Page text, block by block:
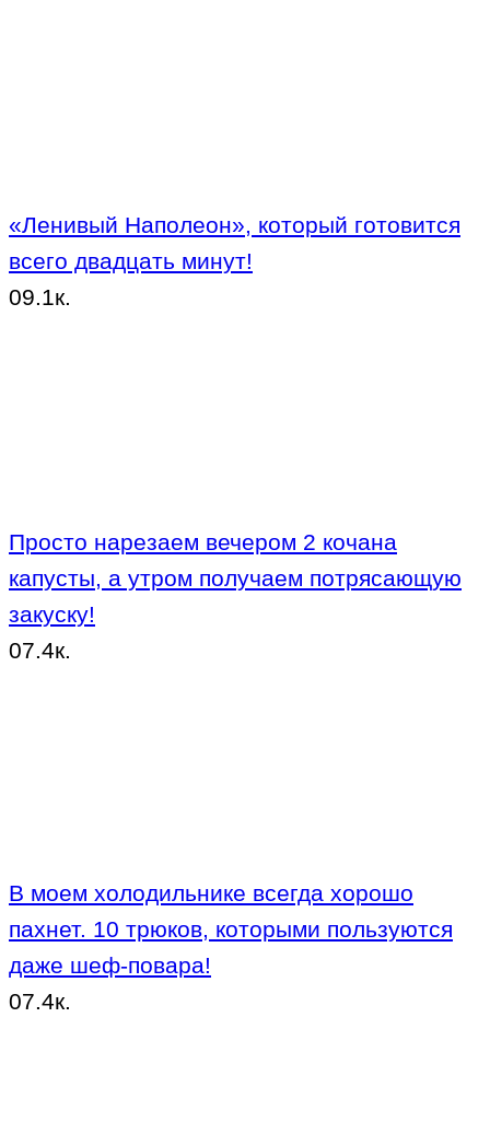
«Ленивый Наполеон», который готовится
всего двадцать минут!
09.1к.
Просто нарезаем вечером 2 кочана
капусты, а утром получаем потрясающую
закуску!
07.4к.
В моем холодильнике всегда хорошо
пахнет. 10 трюков, которыми пользуются
даже шеф-повара!
07.4к.